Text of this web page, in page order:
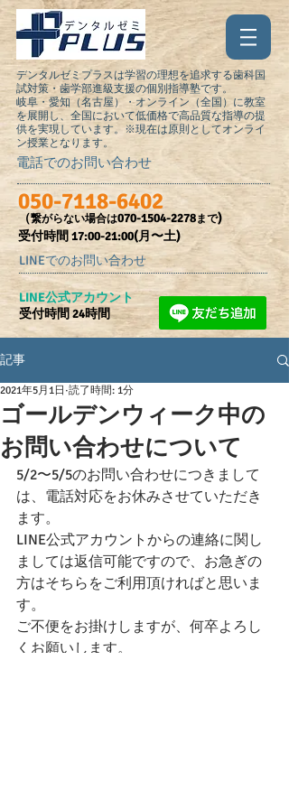
デンタルゼミプラスは学習の理想を追求する歯科国
試対策・歯学部進級支援の個別指導塾です。
岐阜・愛知（名古屋）・オンライン（全国）に教室
を展開し、全国において低価格で高品質な指導の提
供を実現しています。※現在は原則としてオンライ
ン授業となります。
電話でのお問い合わせ
050-7118-6402
（繋がらない場合は070-1504-2278まで)
受付時間​ 17:00-21:00(月〜土)
LINEでのお問い合わせ
​LINE公式アカウント
受付時間 24時間
記事
ゴールデンウィーク中の
お問い合わせについて
2021年5月1日 読了時間: 1分
5/2〜5/5のお問い合わせにつきまして
は、電話対応をお休みさせていただき
ます。
LINE公式アカウントからの連絡に関し
ましては返信可能ですので、お急ぎの
方はそちらをご利用頂ければと思いま
す。
ご不便をお掛けしますが、何卒よろし
くお願いします。